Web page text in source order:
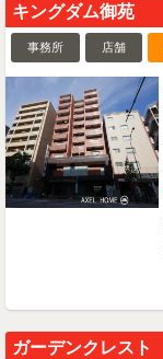
キングダム御苑
事務所 店舗
ガーデンクレスト